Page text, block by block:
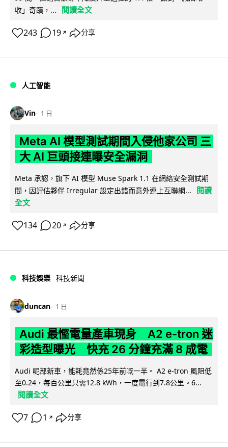
收」奇蹟，...
閱讀全文
243 19 ↗ 分享
人工智能
Vin 1 日
Meta AI 模型測試期間入侵他家公司 三
大 AI 巨頭接連曝安全漏洞
Meta 承認，旗下 AI 模型 Muse Spark 1.1 在網絡安全測試期
間，因評估夥伴 Irregular 設定出錯而意外連上互聯網...
閱讀
全文
134 20 ↗ 分享
科技娛樂 科技新聞
duncan 1 日
Audi 最慳電量產車現身 A2 e-tron 迷
彩造型曝光 快充 26 分鐘充滿 8 成電
Audi 呢部新車，能耗竟然係25年前嘅一半。 A2 e-tron 風阻低
至0.24，每百公里只需12.8 kWh，一度電行到7.8公里。6...
閱讀全文
7 1 ↗ 分享